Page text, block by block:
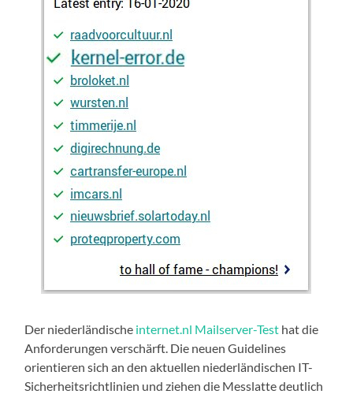
Der niederländische internet.nl Mailserver-Test hat die
Anforderungen verschärft. Die neuen Guidelines
orientieren sich an den aktuellen niederländischen IT-
Sicherheitsrichtlinien und ziehen die Messlatte deutlich